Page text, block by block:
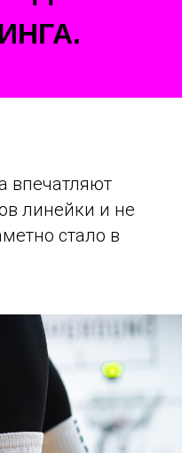
впечатляют
линейки и не
стало в